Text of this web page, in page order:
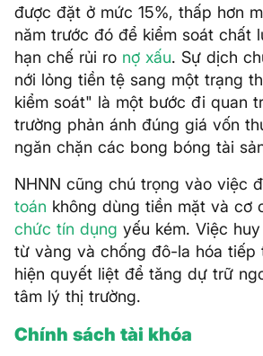
được đặt ở mức 15%, thấp hơn
năm trước đó để kiểm soát chất
hạn chế rủi ro nợ xấu. Sự dịch
nới lỏng tiền tệ sang một trạng
kiểm soát" là một bước đi quan
trường phản ánh đúng giá vốn
ngăn chặn các bong bóng tài
NHNN cũng chú trọng vào việc
toán không dùng tiền mặt và cơ
chức tín dụng yếu kém. Việc
từ vàng và chống đô-la hóa tiếp
hiện quyết liệt để tăng dự trữ
tâm lý thị trường.
Chính sách tài khóa